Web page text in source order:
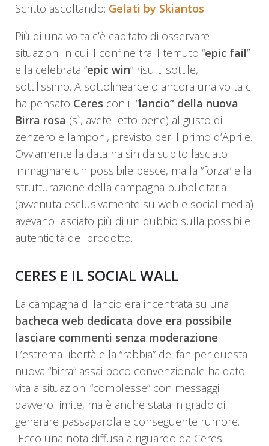
Scritto ascoltando: Gelati by Skiantos
Più di una volta c’è capitato di osservare
situazioni in cui il confine tra il temuto “epic fail”
e la celebrata “epic win” risulti sottile,
sottilissimo. A sottolinearcelo ancora una volta ci
ha pensato Ceres con il “lancio” della nuova
Birra rosa (sì, avete letto bene) al gusto di
zenzero e lamponi, previsto per il primo d’Aprile.
Ovviamente la data ha sin da subito lasciato
immaginare un possibile pesce, ma la “forza” e la
strutturazione della campagna pubblicitaria
(avvenuta esclusivamente su web e social media)
avevano lasciato più di un dubbio sulla possibile
autenticità del prodotto.
CERES E IL SOCIAL WALL
La campagna di lancio era incentrata su una
bacheca web dedicata dove era possibile
lasciare commenti senza moderazione.
L’estrema libertà e la “rabbia” dei fan per questa
nuova “birra” assai poco convenzionale ha dato
vita a situazioni “complesse” con messaggi
davvero limite, ma è anche stata in grado di
generare passaparola e conseguente rumore.
Ecco una nota diffusa a riguardo da Ceres: